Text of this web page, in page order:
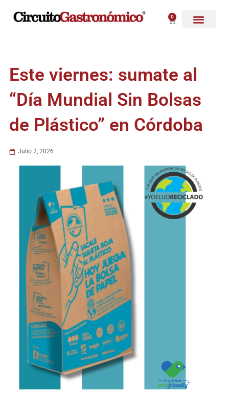
0
Carrito
Este viernes: sumate al
“Día Mundial Sin Bolsas
de Plástico” en Córdoba
Julio 2, 2026